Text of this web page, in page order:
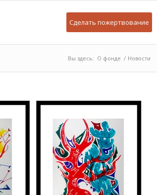
Сделать пожертвование
Вы здесь: О фонде / Новости